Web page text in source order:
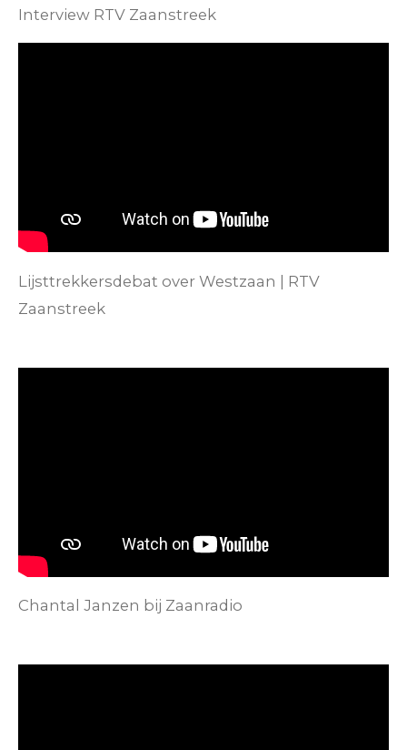
Interview RTV Zaanstreek
Lijsttrekkersdebat over Westzaan | RTV
Zaanstreek
Chantal Janzen bij Zaanradio